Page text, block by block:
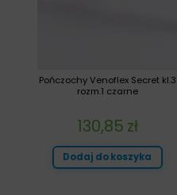
Pończochy Venoflex Secret kl.3
rozm.1 czarne
130,85 zł
Dodaj do koszyka